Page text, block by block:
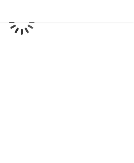
randoLoading